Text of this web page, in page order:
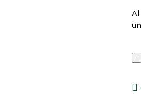
-